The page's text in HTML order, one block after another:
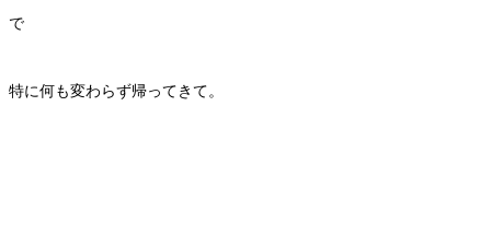
で
特に何も変わらず帰ってきて。